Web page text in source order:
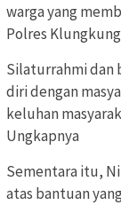
warga yang
Polres
Silaturrahmi dan
diri dengan
keluhan
Ungkapnya
Sementara itu,
atas bantuan